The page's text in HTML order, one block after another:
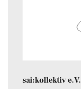
sai:kollektiv e.V.